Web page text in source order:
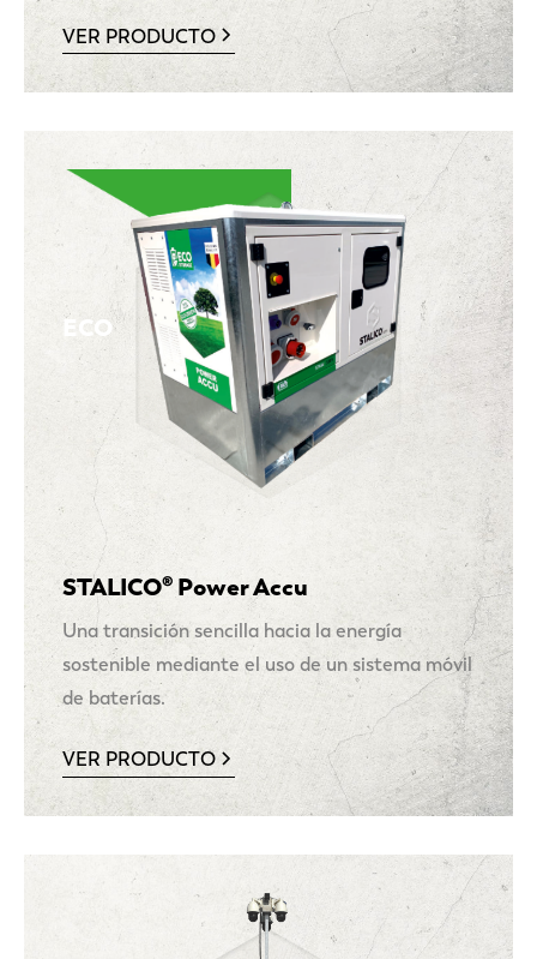
VER PRODUCTO
STALICO® Power Accu
Una transición sencilla hacia la energía
sostenible mediante el uso de un sistema móvil
de baterías.
VER PRODUCTO
ECO